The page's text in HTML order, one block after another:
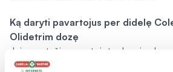
Ką daryti pavartojus per didelę
Olidetrim dozę
Jeigu netyčia suvartojote daugiau
paskirta, šio vaisto vartojimą